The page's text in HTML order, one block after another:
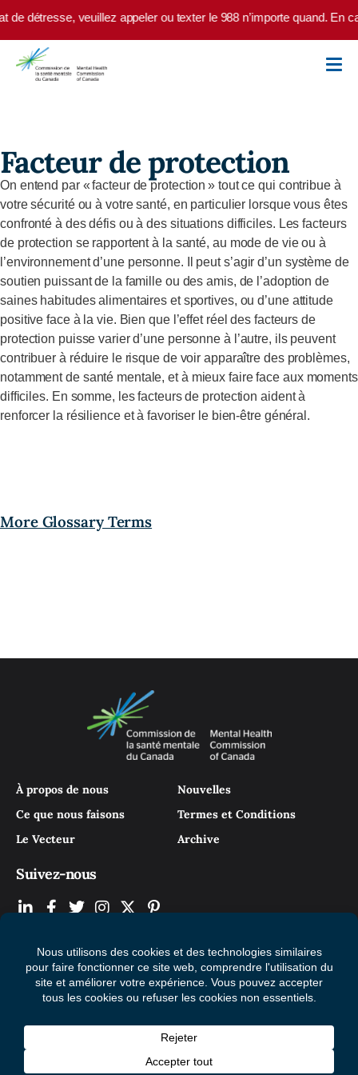
Skip to main content
détresse, veuillez appeler ou texter le 988 n’importe quand. En
Facteur de protection
On entend par « facteur de protection » tout ce qui contribue à
votre sécurité ou à votre santé, en particulier lorsque vous êtes
confronté à des défis ou à des situations difficiles. Les facteurs
de protection se rapportent à la santé, au mode de vie ou à
l’environnement d’une personne. Il peut s’agir d’un système de
soutien puissant de la famille ou des amis, de l’adoption de
saines habitudes alimentaires et sportives, ou d’une attitude
positive face à la vie. Bien que l’effet réel des facteurs de
protection puisse varier d’une personne à l’autre, ils peuvent
contribuer à réduire le risque de voir apparaître des problèmes,
notamment de santé mentale, et à mieux faire face aux moments
difficiles. En somme, les facteurs de protection aident à
renforcer la résilience et à favoriser le bien-être général.
More Glossary Terms
À propos de nous
Ce que nous faisons
Le Vecteur
Nouvelles
Termes et Conditions
Archive
Suivez-nous